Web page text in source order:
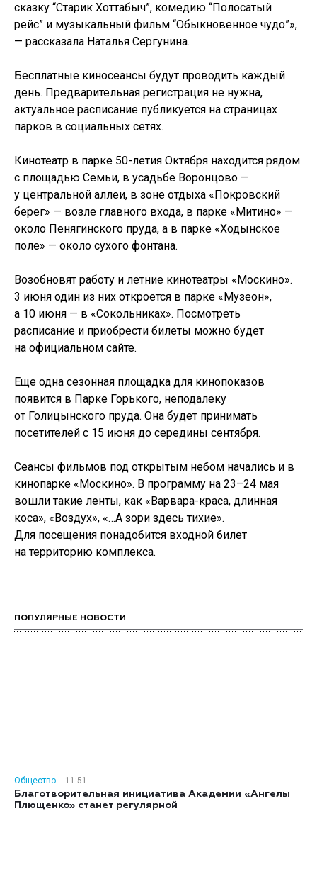
сказку “Старик Хоттабыч”, комедию “Полосатый
рейс” и музыкальный фильм “Обыкновенное чудо”»,
— рассказала Наталья Сергунина.
Бесплатные киносеансы будут проводить каждый
день. Предварительная регистрация не нужна,
актуальное расписание публикуется на страницах
парков в социальных сетях.
Кинотеатр в парке 50-летия Октября находится рядом
с площадью Семьи, в усадьбе Воронцово —
у центральной аллеи, в зоне отдыха «Покровский
берег» — возле главного входа, в парке «Митино» —
около Пенягинского пруда, а в парке «Ходынское
поле» — около сухого фонтана.
Возобновят работу и летние кинотеатры «Москино».
3 июня один из них откроется в парке «Музеон»,
а 10 июня — в «Сокольниках». Посмотреть
расписание и приобрести билеты можно будет
на официальном сайте.
Еще одна сезонная площадка для кинопоказов
появится в Парке Горького, неподалеку
от Голицынского пруда. Она будет принимать
посетителей с 15 июня до середины сентября.
Сеансы фильмов под открытым небом начались и в
кинопарке «Москино». В программу на 23–24 мая
вошли такие ленты, как «Варвара-краса, длинная
коса», «Воздух», «…А зори здесь тихие».
Для посещения понадобится входной билет
на территорию комплекса.
ПОПУЛЯРНЫЕ НОВОСТИ
Общество
11:51
Благотворительная инициатива Академии «Ангелы
Плющенко» станет регулярной